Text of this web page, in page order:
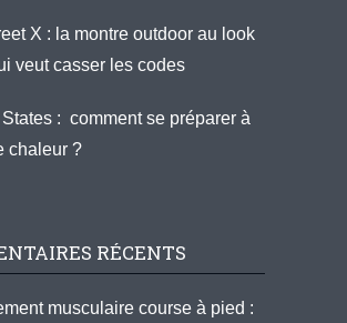
X : la montre outdoor au look
veut casser les codes
: comment se préparer à
chaleur ?
RÉCENTS
musculaire course à pied :